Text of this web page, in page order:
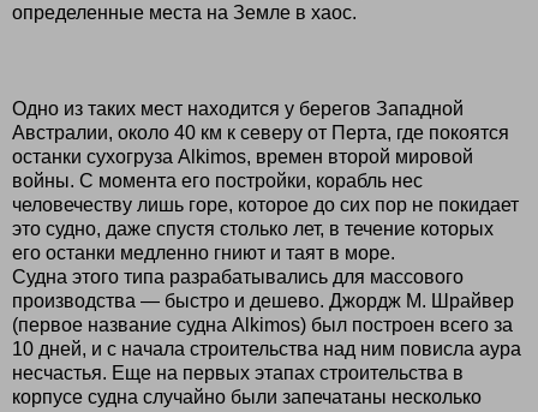
определенные места на Земле в хаос.
Одно из таких мест находится у берегов Западной
Австралии, около 40 км к северу от Перта, где покоятся
останки сухогруза Alkimos, времен второй мировой
войны. С момента его постройки, корабль нес
человечеству лишь горе, которое до сих пор не покидает
это судно, даже спустя столько лет, в течение которых
его останки медленно гниют и таят в море.
Судна этого типа разрабатывались для массового
производства — быстро и дешево. Джордж М. Шрайвер
(первое название судна Alkimos) был построен всего за
10 дней, и с начала строительства над ним повисла аура
несчастья. Еще на первых этапах строительства в
корпусе судна случайно были запечатаны несколько